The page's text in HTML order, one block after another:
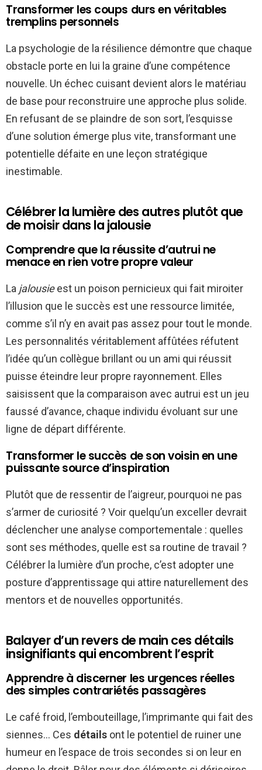
Transformer les coups durs en véritables
tremplins personnels
La psychologie de la résilience démontre que chaque
obstacle porte en lui la graine d’une compétence
nouvelle. Un échec cuisant devient alors le matériau
de base pour reconstruire une approche plus solide.
En refusant de se plaindre de son sort, l’esquisse
d’une solution émerge plus vite, transformant une
potentielle défaite en une leçon stratégique
inestimable.
Célébrer la lumière des autres plutôt que
de moisir dans la jalousie
Comprendre que la réussite d’autrui ne
menace en rien votre propre valeur
La jalousieest un poison pernicieux qui fait miroiter
l’illusion que le succès est une ressource limitée,
comme s’il n’y en avait pas assez pour tout le monde.
Les personnalités véritablement affûtées réfutent
l’idée qu’un collègue brillant ou un ami qui réussit
puisse éteindre leur propre rayonnement. Elles
saisissent que la comparaison avec autrui est un jeu
faussé d’avance, chaque individu évoluant sur une
ligne de départ différente.
Transformer le succès de son voisin en une
puissante source d’inspiration
Plutôt que de ressentir de l’aigreur, pourquoi ne pas
s’armer de curiosité ? Voir quelqu’un exceller devrait
déclencher une analyse comportementale : quelles
sont ses méthodes, quelle est sa routine de travail ?
Célébrer la lumière d’un proche, c’est adopter une
posture d’apprentissage qui attire naturellement des
mentors et de nouvelles opportunités.
Balayer d’un revers de main ces détails
insignifiants qui encombrent l’esprit
Apprendre à discerner les urgences réelles
des simples contrariétés passagères
Le café froid, l’embouteillage, l’imprimante qui fait des
siennes… Ces détails ont le potentiel de ruiner une
humeur en l’espace de trois secondes si on leur en